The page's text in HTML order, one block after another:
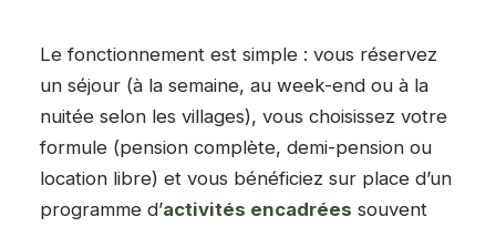
Le fonctionnement est simple : vous réservez
un séjour (à la semaine, au week-end ou à la
nuitée selon les villages), vous choisissez votre
formule (pension complète, demi-pension ou
location libre) et vous bénéficiez sur place d’un
programme d’activités encadrées souvent